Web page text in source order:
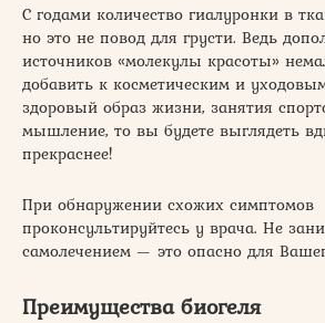
С годами количество гиалуронки в
но это не повод для грусти. Ведь
источников «молекулы красоты»
добавить к косметическим и
здоровый образ жизни, занятия
мышление, то вы будете выглядеть
прекраснее!
При обнаружении схожих симптомов
проконсультируйтесь у врача. Не
самолечением — это опасно для
Преимущества биогеля